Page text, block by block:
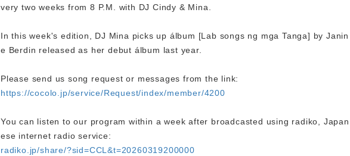
very two weeks from 8 P.M. with DJ Cindy & Mina.
In this week's edition, DJ Mina picks up álbum [Lab songs ng mga Tanga] by Janin
e Berdin released as her debut álbum last year.
Please send us song request or messages from the link:
https://cocolo.jp/service/Request/index/member/4200
You can listen to our program within a week after broadcasted using radiko, Japan
ese internet radio service:
radiko.jp/share/?sid=CCL&t=20260319200000